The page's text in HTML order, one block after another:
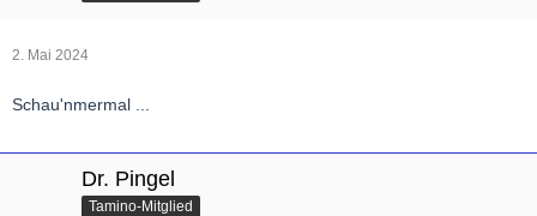
2. Mai 2024
Schau'nmermal ...
Dr. Pingel
Tamino-Mitglied